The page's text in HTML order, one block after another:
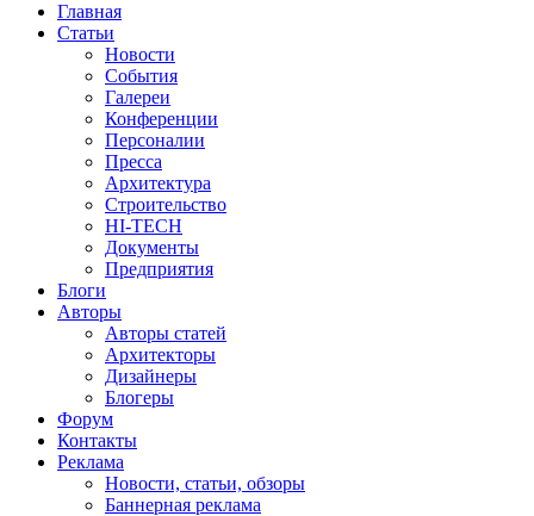
Главная
Статьи
Новости
События
Галереи
Конференции
Персоналии
Пресса
Архитектура
Строительство
HI-TECH
Документы
Предприятия
Блоги
Авторы
Авторы статей
Архитекторы
Дизайнеры
Блогеры
Форум
Контакты
Реклама
Новости, статьи, обзоры
Баннерная реклама